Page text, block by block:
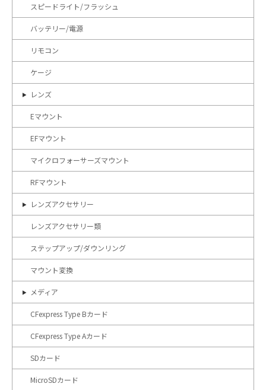
スピードライト/フラッシュ
バッテリー/電源
リモコン
ケージ
レンズ
Eマウント
EFマウント
マイクロフォーサーズマウント
RFマウント
レンズアクセサリー
レンズアクセサリー類
ステップアップ/ダウンリング
マウント変換
メディア
CFexpress Type Bカード
CFexpress Type Aカード
SDカード
MicroSDカード